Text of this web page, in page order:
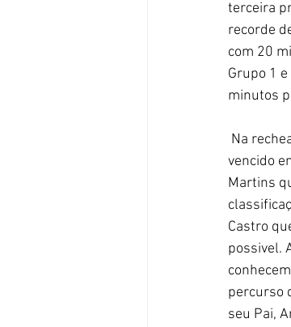
terceira
recorde
com 20
Grupo 1
minutos
vencido
Martins
Castro
possivel.
percurso
seu Pai,